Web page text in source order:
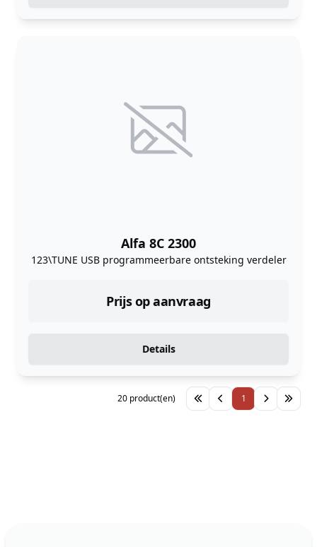
Alfa 8C 2300
123\TUNE USB programmeerbare ontsteking verdeler
Prijs op aanvraag
Details
1
20 product(en)